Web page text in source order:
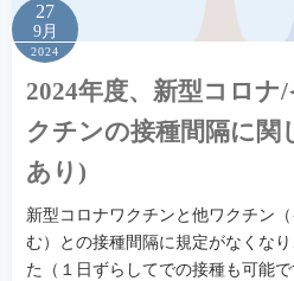
27
9月
2024
2024年度、新型コロ
クチンの接種間隔に関
あり)
新型コロナワクチンと他ワクチン
む）との接種間隔に規定がなくな
た（１日ずらしてでの接種も可能